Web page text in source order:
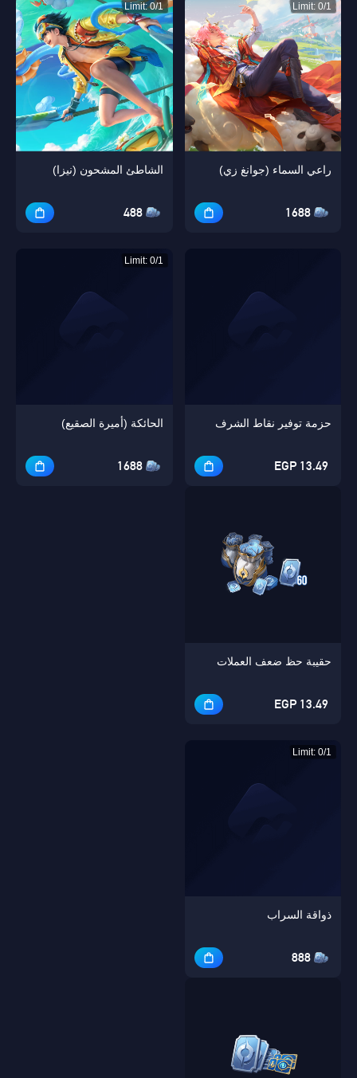
Limit: 0/1
راعي السماء (جوانغ زي)
1688
حزمة توفير نقاط الشرف
13.49 EGP
Limit: 0/1
الشاطئ المشحون (نيزا)
488
Limit: 0/1
الحائكة (أميرة الصقيع)
1688
حقيبة حظ ضعف العملات
13.49 EGP
Limit: 0/1
ذواقة السراب
888